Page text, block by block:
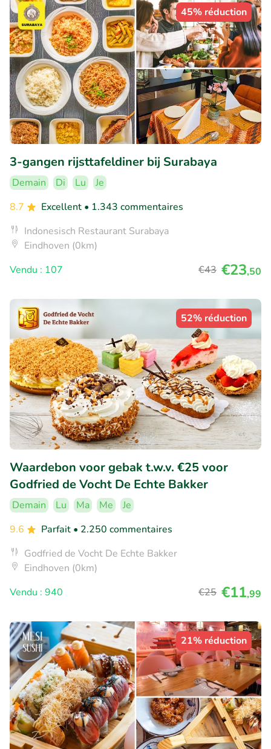
45% réduction
3-gangen rijsttafeldiner bij Surabaya
Demain Di Lu
Je
8.7
Excellent • 1.343 commentaires
Indonesisch Restaurant Surabaya
Eindhoven (0km)
Vendu : 107
€43 €23,50
52% réduction
Waardebon voor gebak t.w.v. €25 voor
Godfried de Vocht De Echte Bakker
Demain Lu Ma Me
Je
9.6
Parfait • 2.250 commentaires
Godfried de Vocht De Echte Bakker
Eindhoven (0km)
Vendu : 940
€25 €11,99
21% réduction